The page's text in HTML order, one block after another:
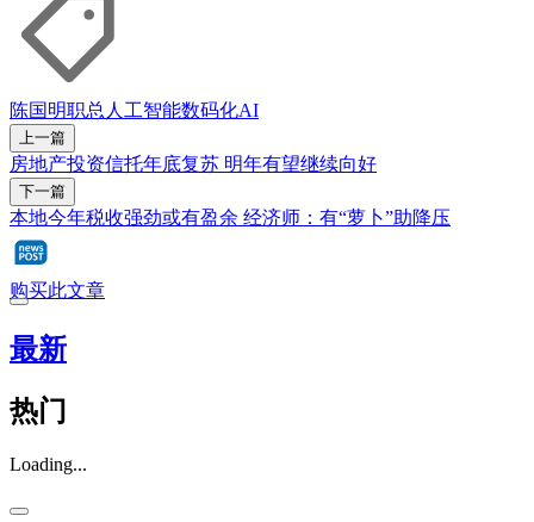
陈国明职总人工智能数码化AI
上一篇
房地产投资信托年底复苏 明年有望继续向好
下一篇
本地今年税收强劲或有盈余 经济师：有“萝卜”助降压
购买此文章
最新
热门
Loading...